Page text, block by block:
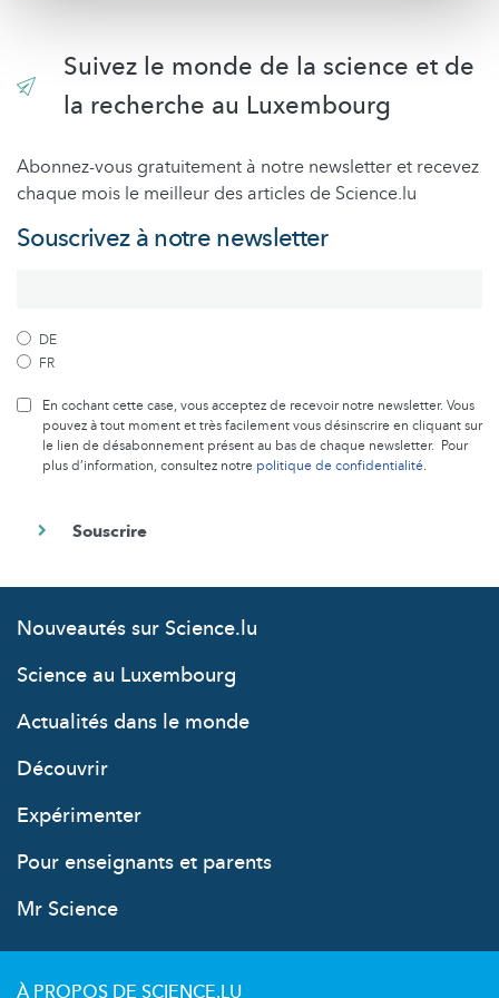
Suivez le monde de la science et de
la recherche au Luxembourg
Abonnez-vous gratuitement à notre newsletter et recevez
chaque mois le meilleur des articles de Science.lu
Souscrivez à notre newsletter
DE
FR
En cochant cette case, vous acceptez de recevoir notre newsletter. Vous
pouvez à tout moment et très facilement vous désinscrire en cliquant sur
le lien de désabonnement présent au bas de chaque newsletter. Pour
plus d’information, consultez notre politique de confidentialité.
Nouveautés sur Science.lu
Science au Luxembourg
Actualités dans le monde
Découvrir
Expérimenter
Pour enseignants et parents
Mr Science
À PROPOS DE SCIENCE.LU